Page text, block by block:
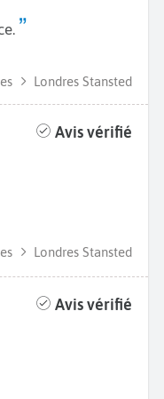
Londres Stansted
Avis vérifié
Londres Stansted
Avis vérifié